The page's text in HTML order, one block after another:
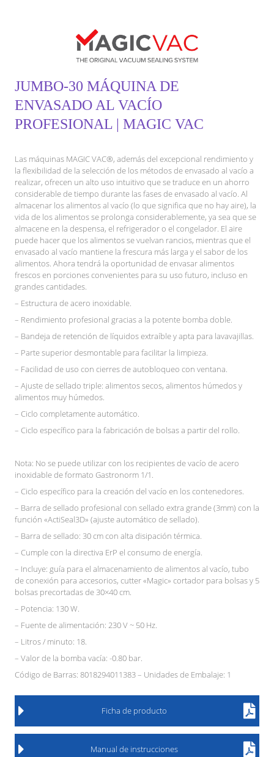
JUMBO-30 MÁQUINA DE
ENVASADO AL VACÍO
PROFESIONAL | MAGIC VAC
Las máquinas MAGIC VAC®, además del excepcional rendimiento y
la flexibilidad de la selección de los métodos de envasado al vacío a
realizar, ofrecen un alto uso intuitivo que se traduce en un ahorro
considerable de tiempo durante las fases de envasado al vacío. Al
almacenar los alimentos al vacío (lo que significa que no hay aire), la
vida de los alimentos se prolonga considerablemente, ya sea que se
almacene en la despensa, el refrigerador o el congelador. El aire
puede hacer que los alimentos se vuelvan rancios, mientras que el
envasado al vacío mantiene la frescura más larga y el sabor de los
alimentos. Ahora tendrá la oportunidad de envasar alimentos
frescos en porciones convenientes para su uso futuro, incluso en
grandes cantidades.
– Estructura de acero inoxidable.
– Rendimiento profesional gracias a la potente bomba doble.
– Bandeja de retención de líquidos extraíble y apta para lavavajillas.
– Parte superior desmontable para facilitar la limpieza.
– Facilidad de uso con cierres de autobloqueo con ventana.
– Ajuste de sellado triple: alimentos secos, alimentos húmedos y
alimentos muy húmedos.
– Ciclo completamente automático.
– Ciclo específico para la fabricación de bolsas a partir del rollo.
Nota: No se puede utilizar con los recipientes de vacío de acero
inoxidable de formato Gastronorm 1/1.
– Ciclo específico para la creación del vacío en los contenedores.
– Barra de sellado profesional con sellado extra grande (3mm) con la
función «ActiSeal3D» (ajuste automático de sellado).
– Barra de sellado: 30 cm con alta disipación térmica.
– Cumple con la directiva ErP el consumo de energía.
– Incluye: guía para el almacenamiento de alimentos al vacío, tubo
de conexión para accesorios, cutter «Magic» cortador para bolsas y 5
bolsas precortadas de 30×40 cm.
– Potencia: 130 W.
– Fuente de alimentación: 230 V ~ 50 Hz.
– Litros / minuto: 18.
– Valor de la bomba vacía: -0.80 bar.
Código de Barras: 8018294011383 – Unidades de Embalaje: 1
Ficha de producto
Manual de instrucciones